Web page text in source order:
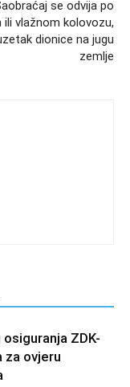
se odvija po
ili vlažnom kolovozu,
dionice na jugu
zemlje
ZDK-
za ovjeru